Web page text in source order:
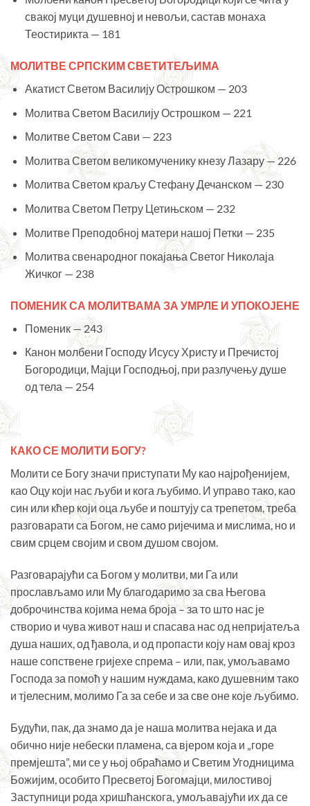
свакој муци душевној и невољи, састав монаха
Теостирикта — 181
МОЛИТВЕ СРПСКИМ СВЕТИТЕЉИМА
Акатист Светом Василију Острошком — 203
Молитва Светом Василију Острошком — 221
Молитве Светом Сави — 223
Молитва Светом великомученику кнезу Лазару — 226
Молитва Светом краљу Стефану Дечанском — 230
Молитва Светом Петру Цетињском — 232
Молитве Преподобној матери нашој Петки — 235
Молитва свенародног покајања Светог Николаја
Жичког — 238
ПОМЕНИК СА МОЛИТВАМА ЗА УМРЛЕ И УПОКОЈЕНЕ
Поменик — 243
Канон молбени Господу Исусу Христу и Пречистој
Богородици, Мајци Господњој, при разлучењу душе
од тела — 254
КАКО СЕ МОЛИТИ БОГУ?
Молити се Богу значи приступати Му као најрођенијем,
као Оцу који нас љуби и кога љубимо. И управо тако, као
син или кћер који оца љубе и поштују са трепетом, треба
разговарати са Богом, не само ријечима и мислима, но и
свим срцем својим и свом душом својом.
Разговарајући са Богом у молитви, ми Га или
прослављамо или Му благодаримо за сва Његова
доброчинства којима нема броја – за то што нас је
створио и чува живот наш и спасава нас од непријатеља
душа наших, од ђавола, и од пропасти коју нам овај кроз
наше сопствене гријехе спрема – или, пак, умољавамо
Господа за помоћ у нашим нуждама, како душевним тако
и тјелесним, молимо Га за себе и за све оне које љубимо.
Будући, пак, да знамо да је наша молитва нејака и да
обично није небески пламена, са вјером која и „горе
премјешта”, ми се у њој обраћамо и Светим Угодницима
Божијим, особито Пресветој Богомајци, милостивој
Заступници рода хришћанскога, умољавајући их да се